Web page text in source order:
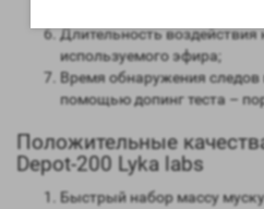
Длительность воздействия
используемого эфира;
Время обнаружения следов
помощью допинг теста –
Положительные
Depot-200 Lyka labs
Быстрый набор массу